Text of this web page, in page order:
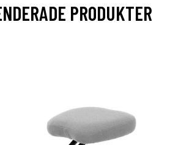
PRODUKTER